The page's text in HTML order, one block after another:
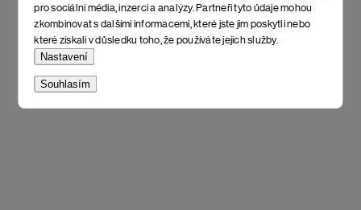
pro sociální média, inzerci a analýzy. Partneři tyto údaje mohou
zkombinovat s dalšími informacemi, které jste jim poskytli nebo
které získali v důsledku toho, že používáte jejich služby.
Nastavení
Souhlasím